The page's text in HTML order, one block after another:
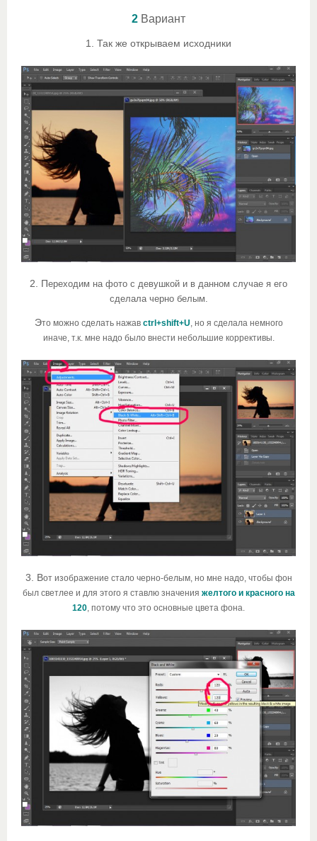
2 Вариант
1. Так же открываем исходники
2. Переходим на фото с девушкой и в данном случае я его
сделала черно белым.
Это можно сделать нажав ctrl+shift+U, но я сделала немного
иначе, т.к. мне надо было внести небольшие коррективы.
3. Вот изображение стало черно-белым, но мне надо, чтобы фон
был светлее и для этого я ставлю значения желтого и красного на
120, потому что это основные цвета фона.